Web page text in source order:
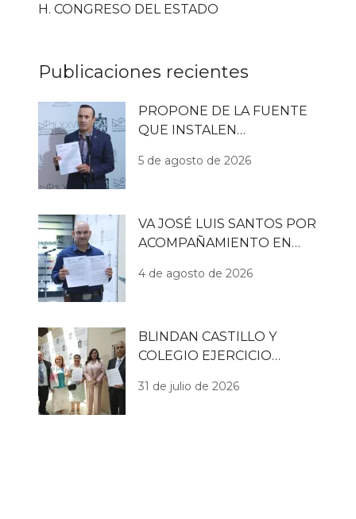
H. CONGRESO DEL ESTADO
Publicaciones recientes
PROPONE DE LA FUENTE
QUE INSTALEN
RESIDUAL
5 de agosto de 2026
VA JOSÉ LUIS SANTOS POR
ACOMPAÑAMIENTO EN
4 de agosto de 2026
BLINDAN CASTILLO Y
COLEGIO EJERCICIO
PSICÓLOGOS
31 de julio de 2026